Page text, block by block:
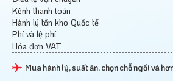
Kênh thanh toán
Hành lý tồn kho Quốc tế
Phí và lệ phí
Hóa đơn VAT
Mua hành lý, suất ăn, chọn chỗ ngồi và